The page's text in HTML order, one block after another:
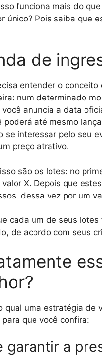
funciona mais do
único? Pois saiba que
de
entender o
num determinado
anuncia a data
poderá até mesmo
se interessar pelo seu
preço atrativo.
são os lotes: no
X. Depois que
dessa vez por um
cada um de seus
de acordo com seus
qual uma estratégia de
que você confira:
garantir a